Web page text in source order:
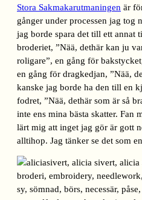
Stora Sakmakarutmaningen är
gånger under processen jag tog
jag borde spara det till ett annat
broderiet, ”Nää, dethär kan ju
roligare”, en gång för
en gång för dragkedjan, ”Nää,
kanske jag borde ha den till en
fodret, ”Nää, dethär som är så
inte ens mina bästa skatter. Fan
lärt mig att inget jag gör är gott
alltihop. Jag tänker se det som